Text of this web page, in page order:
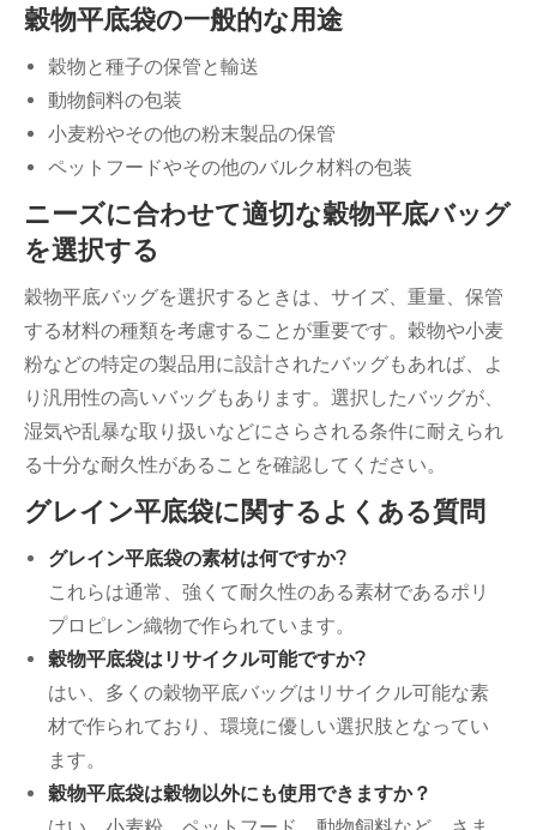
穀物平底袋の一般的な用途
穀物と種子の保管と輸送
動物飼料の包装
小麦粉やその他の粉末製品の保管
ペットフードやその他のバルク材料の包装
ニーズに合わせて適切な穀物平底バッグ
を選択する
穀物平底バッグを選択するときは、サイズ、重量、保管
する材料の種類を考慮することが重要です。穀物や小麦
粉などの特定の製品用に設計されたバッグもあれば、よ
り汎用性の高いバッグもあります。選択したバッグが、
湿気や乱暴な取り扱いなどにさらされる条件に耐えられ
る十分な耐久性があることを確認してください。
グレイン平底袋に関するよくある質問
グレイン平底袋の素材は何ですか?
これらは通常、強くて耐久性のある素材であるポリ
プロピレン織物で作られています。
穀物平底袋はリサイクル可能ですか?
はい、多くの穀物平底バッグはリサイクル可能な素
材で作られており、環境に優しい選択肢となってい
ます。
穀物平底袋は穀物以外にも使用できますか？